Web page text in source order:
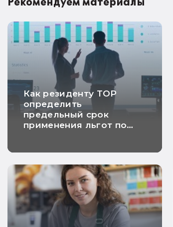
Рекомендуем материалы
Как резиденту ТОР
определить
предельный срок
применения льгот по